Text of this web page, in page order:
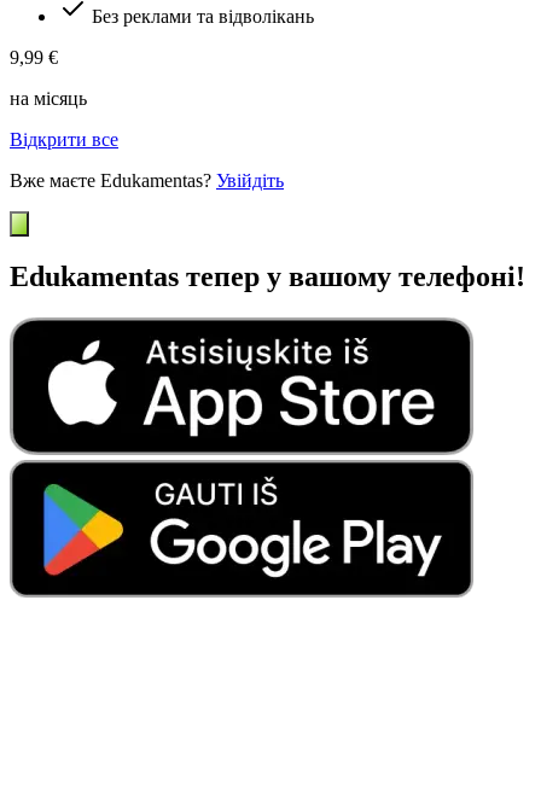
Без реклами та відволікань
9,99 €
на місяць
Відкрити все
Вже маєте Edukamentas? Увійдіть
Edukamentas тепер у вашому телефоні!